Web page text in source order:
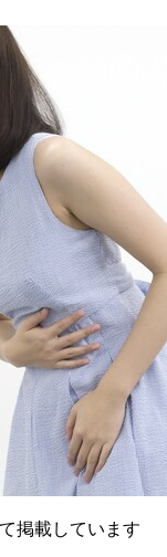
掲載しています